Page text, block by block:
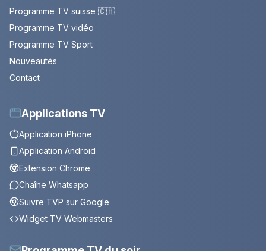
Programme TV suisse 🇨🇭
Programme TV vidéo
Programme TV Sport
Nouveautés
Contact
Applications TV
Application iPhone
Application Android
Extension Chrome
Chaîne Whatsapp
Suivre TVP sur Google
Widget TV Webmasters